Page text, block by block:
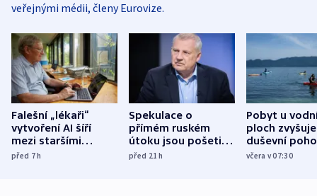
veřejnými médii, členy Eurovize.
Falešní „lékaři“
vytvoření AI šíří
mezi staršími
Poláky nebezpečné
před 7h
Spekulace o
přímém ruském
útoku jsou pošetilé,
míní estonský
před 21h
Pobyt u
ploch zvyšuje
duševní
ukázala
včera v 07:30